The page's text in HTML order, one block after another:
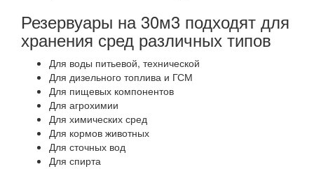
Резервуары на 30м3 подходят для
хранения сред различных типов
Для воды питьевой, технической
Для дизельного топлива и ГСМ
Для пищевых компонентов
Для агрохимии
Для химических сред
Для кормов животных
Для сточных вод
Для спирта